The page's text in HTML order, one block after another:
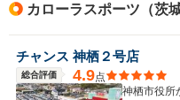
カローラスポーツ（茨
チャンス 神栖２号店
総合評価 4.9点
神栖市役所